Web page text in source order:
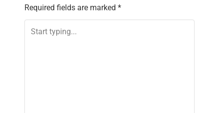
a
v
Required fields are marked *